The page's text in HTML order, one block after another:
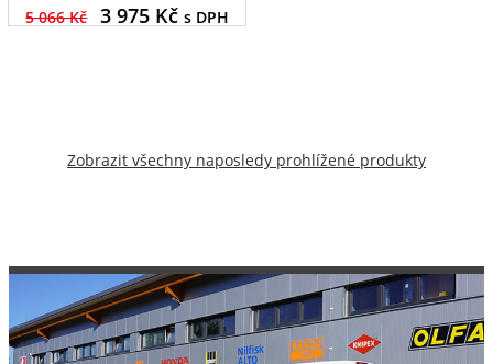
5 066 Kč 3 975Kč s DPH
Zobrazit všechny naposledy prohlížené produkty